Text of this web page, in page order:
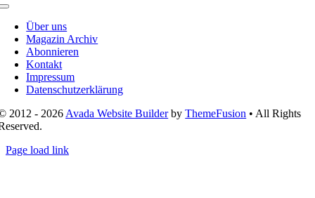
Toggle
NavigationÜber uns
Magazin Archiv
Abonnieren
Kontakt
Impressum
Datenschutzerklärung
2012 - 2026 Avada Website BuilderbyThemeFusion • All Rights
Page load link